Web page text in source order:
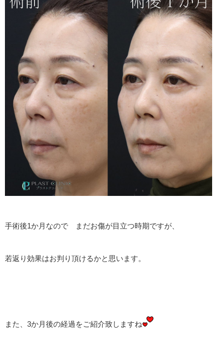
手術後1か月なので まだお傷が目立つ時期ですが、
若返り効果はお判り頂けるかと思います。
また、3か月後の経過をご紹介致しますね